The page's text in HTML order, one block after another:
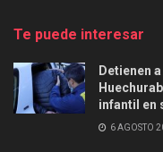
Te puede interesar
Detienen
infantil en
6 AGOSTO